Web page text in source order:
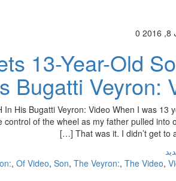
0
13-Year-Old
Bugatti Veyron:
His Bugatti Veyron: Video When I was 13
of the wheel as my father pulled into
That was it. I didn’t get to
, Of Video, Son, The Veyron:, The Video,